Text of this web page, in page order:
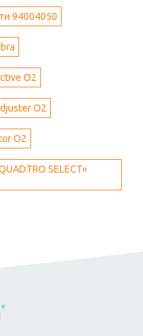
94004050
O2
O2
O2
SELECT»